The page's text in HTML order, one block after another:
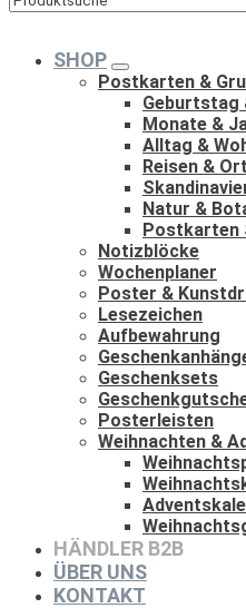
SHOP
Postkarten &
Geburtstag
Monate &
Alltag &
Reisen &
Natur &
Postkarten
Notizblöcke
Wochenplaner
Poster &
Lesezeichen
Aufbewahrung
Geschenksets
Posterleisten
Weihnachten &
HÄNDLER B2B
ÜBER UNS
KONTAKT